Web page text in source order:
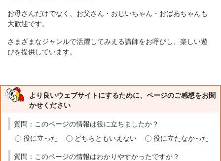
お母さんだけでなく、お父さん・おじいちゃん・おばあちゃんも
大歓迎です。
さまざまなジャンルで活躍してみえる講師をお呼びし、楽しい遊
びを提供しています。
より良いウェブサイトにするために、ページのご感想をお聞
かせください
質問：このページの情報は役に立ちましたか？
役に立った
どちらともいえない 役に立たなかった
質問：このページの情報はわかりやすかったですか？